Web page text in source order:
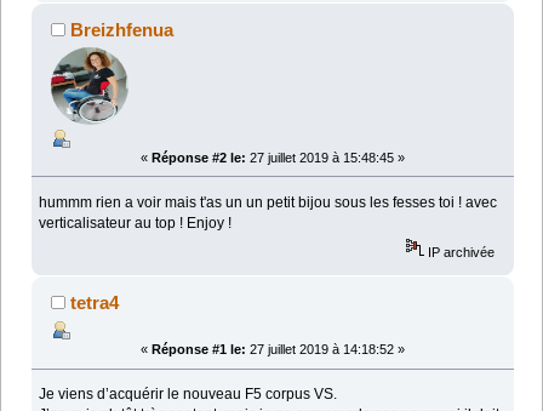
Breizhfenua
« Réponse #2 le: 27 juillet 2019 à 15:48:45 »
hummm rien a voir mais t'as un un petit bijou sous les fesses toi ! avec
verticalisateur au top ! Enjoy !
IP archivée
tetra4
« Réponse #1 le: 27 juillet 2019 à 14:18:52 »
Je viens d’acquérir le nouveau F5 corpus VS.